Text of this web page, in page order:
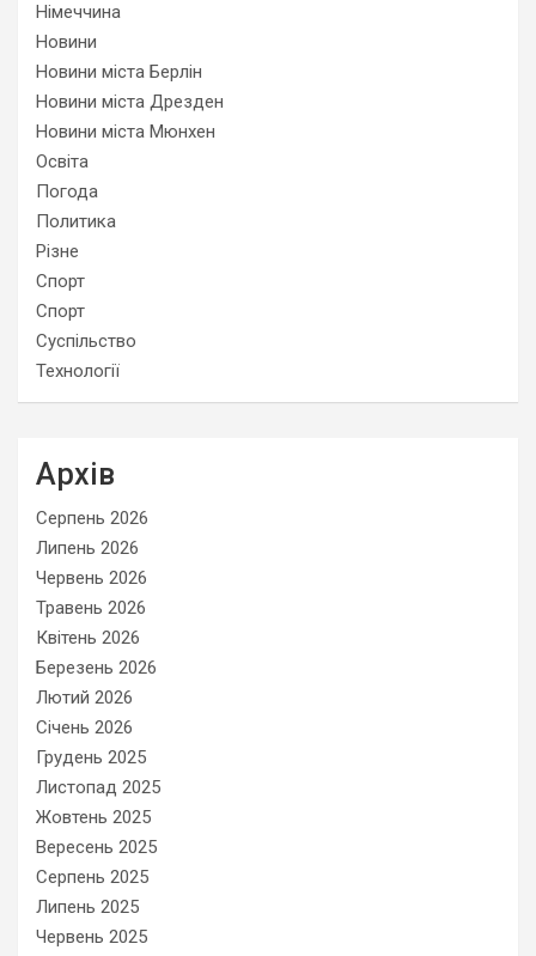
Німеччина
Новини
Новини міста Берлін
Новини міста Дрезден
Новини міста Мюнхен
Освіта
Погода
Политика
Різне
Спорт
Спорт
Суспільство
Технології
Архів
Серпень 2026
Липень 2026
Червень 2026
Травень 2026
Квітень 2026
Березень 2026
Лютий 2026
Січень 2026
Грудень 2025
Листопад 2025
Жовтень 2025
Вересень 2025
Серпень 2025
Липень 2025
Червень 2025